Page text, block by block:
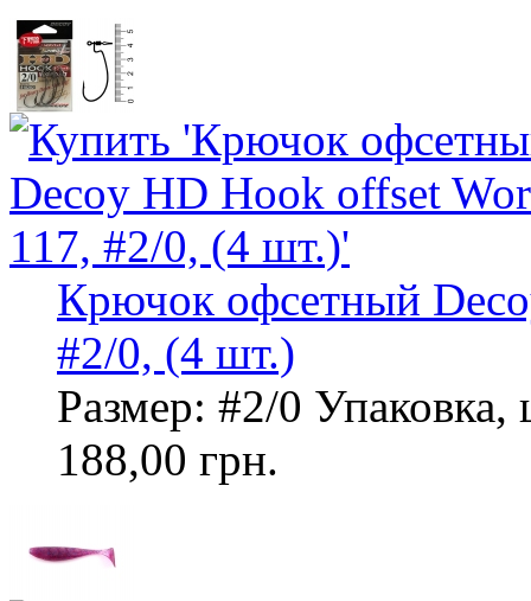
Крючок офсетный
#2/0, (4 шт.)
Размер: #2/0
188,00 грн.